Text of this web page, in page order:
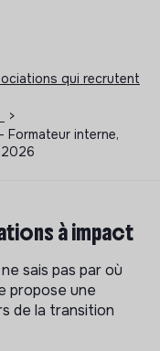
qui recrutent
>
Formateur interne,
à impact
sais pas par où
propose une
de la transition